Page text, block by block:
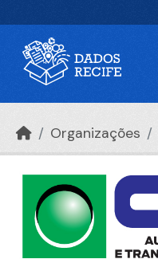
Organizações